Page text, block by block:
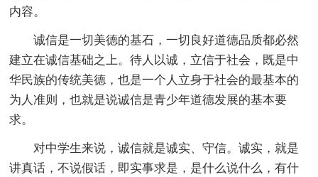
内容。
诚信是一切美德的基石，一切良好道德品质都必然
建立在诚信基础之上。待人以诚，立信于社会，既是中
华民族的传统美德，也是一个人立身于社会的最基本的
为人准则，也就是说诚信是青少年道德发展的基本要
求。
对中学生来说，诚信就是诚实、守信。诚实，就是
讲真话，不说假话，即实事求是，是什么说什么，有什